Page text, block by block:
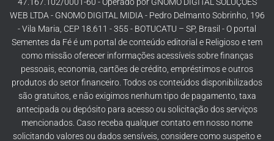
WEB LTDA - GNOMO DIGITAL MIDIA - Pedro Delmanto Sobrinho, 196
- Vila Maria, CEP 18.611 - 355 - BOTUCATU – SP, Brasil - O portal
Sementes da Fé é um portal de conteúdo editorial e Religioso e tem
como missão oferecer informações acessíveis sobre finanças
pessoais, economia, cartões de crédito, empréstimos e outros
produtos do setor financeiro. Todos os conteúdos disponibilizados
são gratuitos, e não exigimos nenhum tipo de pagamento, taxa
antecipada ou depósito para acesso ou solicitação dos serviços
mencionados. Caso receba qualquer contato em nosso nome
solicitando valores ou dados sensíveis, considere como suspeito e